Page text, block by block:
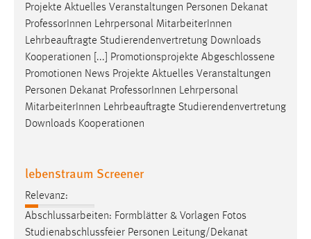
Projekte Aktuelles Veranstaltungen Personen Dekanat
ProfessorInnen Lehrpersonal MitarbeiterInnen
Lehrbeauftragte Studierendenvertretung Downloads
Kooperationen [...] Promotionsprojekte Abgeschlossene
Promotionen News Projekte Aktuelles Veranstaltungen
Personen Dekanat ProfessorInnen Lehrpersonal
MitarbeiterInnen Lehrbeauftragte Studierendenvertretung
Downloads Kooperationen
lebenstraum Screener
Relevanz:
Abschlussarbeiten: Formblätter & Vorlagen Fotos
Studienabschlussfeier Personen Leitung/Dekanat
Cookie Laufzeit:
3 Monate
Facebook Pixel
Name:
Facebook
Conversion-Tracking